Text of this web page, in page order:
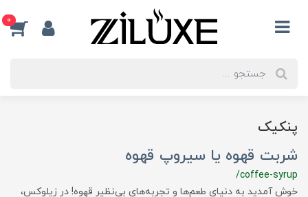
0
پنکیک
شربت قهوه یا سیروپ قهوه
/coffee-syrup
خوش آمدید به دنیای طعم‌ها و تجربه‌های بی‌نظیر قهوه! در زیلوکس،